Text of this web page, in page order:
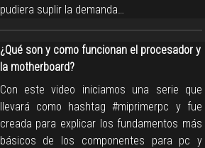
pudiera suplir la demanda…
¿Qué son y como funcionan el procesador y
la motherboard?
Con este video iniciamos una serie que
llevará como hashtag #miprimerpc y fue
creada para explicar los fundamentos más
básicos de los componentes para pc y